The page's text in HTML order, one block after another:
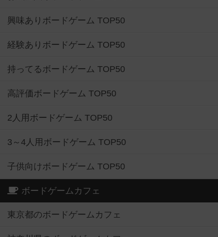
興味ありボードゲーム TOP50
経験ありボードゲーム TOP50
持ってるボードゲーム TOP50
高評価ボードゲーム TOP50
2人用ボードゲーム TOP50
3～4人用ボードゲーム TOP50
子供向けボードゲーム TOP50
ボードゲームカフェ
東京都のボードゲームカフェ